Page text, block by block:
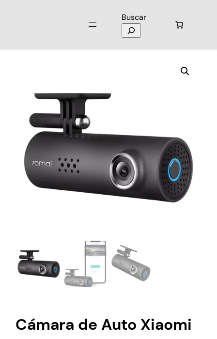
Buscar
Cámara de Auto Xiaomi